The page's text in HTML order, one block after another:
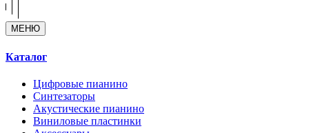
МЕНЮ
Каталог
Цифровые пианино
Синтезаторы
Акустические пианино
Виниловые пластинки